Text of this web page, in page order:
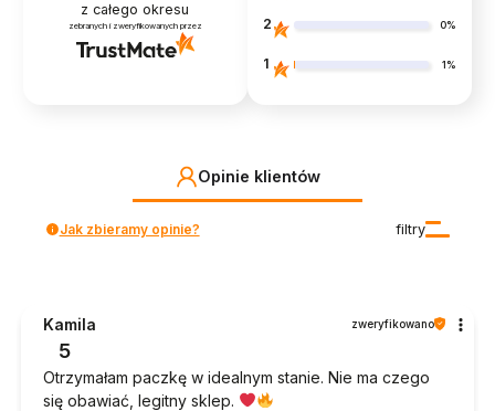
z całego okresu
zebranych i zweryfikowanych przez 2 0%
1 1%
Opinie klientów
filtry
Jak zbieramy opinie?
Kamila zweryfikowano
5
Otrzymałam paczkę w idealnym stanie. Nie ma czego
się obawiać, legitny sklep.